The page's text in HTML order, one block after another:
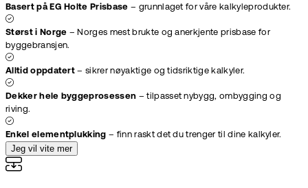
Basert på EG Holte Prisbase – grunnlaget for våre kalkyleprodukter.
Størst i Norge – Norges mest brukte og anerkjente prisbase for
byggebransjen.
Alltid oppdatert – sikrer nøyaktige og tidsriktige kalkyler.
Dekker hele byggeprosessen – tilpasset nybygg, ombygging og
riving.
Enkel elementplukking – finn raskt det du trenger til dine kalkyler.
Jeg vil vite mer